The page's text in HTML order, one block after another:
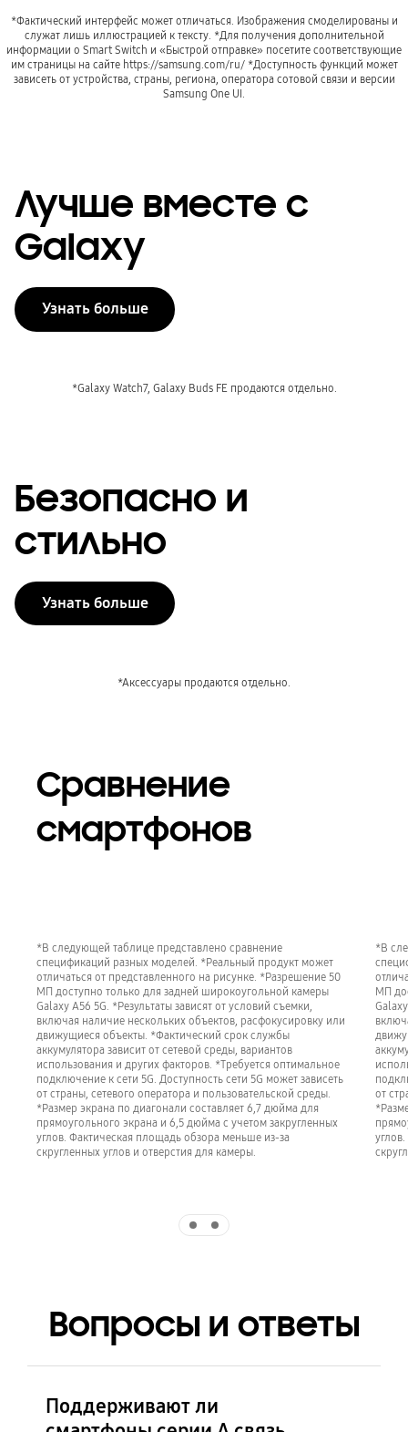
*Фактический интерфейс может отличаться. Изображения смоделированы и
служат лишь иллюстрацией к тексту. *Для получения дополнительной
информации о Smart Switch и «Быстрой отправкe» посетите соответствующие
им страницы на сайте https://samsung.com/ru/ *Доступность функций может
зависеть от устройства, страны, региона, оператора сотовой связи и версии
Samsung One UI.
Лучше вместе с
Galaxy
Узнать больше
*Galaxy Watch7, Galaxy Buds FE продаются отдельно.
Безопасно и
стильно
Узнать больше
Сравнение
смартфонов
*В следующей таблице представлено сравнение
спецификаций разных моделей. *Реальный продукт может
отличаться от представленного на рисунке. *Разрешение 50
МП доступно только для задней широкоугольной камеры
Galaxy A56 5G. *Результаты зависят от условий съемки,
включая наличие нескольких объектов, расфокусировку или
движущиеся объекты. *Фактический срок службы
аккумулятора зависит от сетевой среды, вариантов
использования и других факторов. *Требуется оптимальное
подключение к сети 5G. Доступность сети 5G может зависеть
от страны, сетевого оператора и пользовательской среды.
*Размер экрана по диагонали составляет 6,7 дюйма для
прямоугольного экрана и 6,5 дюйма с учетом закругленных
углов. Фактическая площадь обзора меньше из-за
скругленных углов и отверстия для камеры.
*В
МП
от
Вопросы и ответы
Поддерживают ли